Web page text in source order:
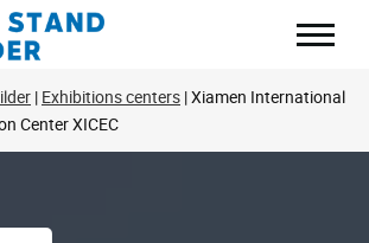
Exhibitions centers Xiamen International
Center XICEC